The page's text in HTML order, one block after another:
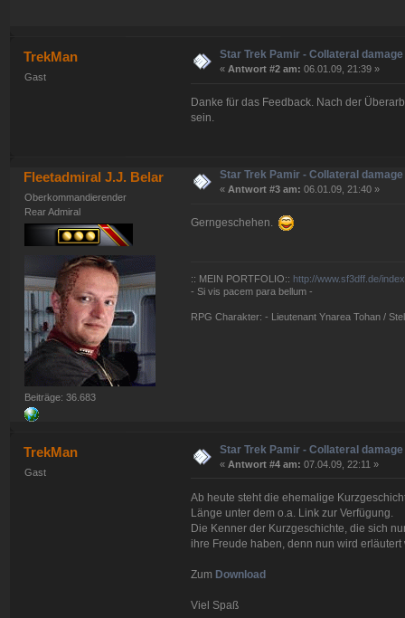
TrekMan
Gast
Star Trek Pamir - Collateral damage
« Antwort #2 am: 06.01.09, 21:39 »
Danke für das Feedback. Nach der
sein.
Fleetadmiral J.J. Belar
Oberkommandierender
Rear Admiral
Beiträge: 36.683
Star Trek Pamir - Collateral damage
« Antwort #3 am: 06.01.09, 21:40 »
Gerngeschehen.
:: MEIN PORTFOLIO:: http://www.sf3dff.de/
- Si vis pacem para bellum -
RPG Charakter: - Lieutenant Ynarea Tohan /
TrekMan
Gast
Star Trek Pamir - Collateral damage
« Antwort #4 am: 07.04.09, 22:11 »
Ab heute steht die ehemalige
Länge unter dem o.a. Link zur Verfügung.
Die Kenner der Kurzgeschichte, die sich
ihre Freude haben, denn nun wird erläutert
Zum Download
Viel Spaß